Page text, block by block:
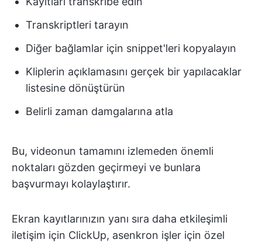
Transkriptleri tarayın
Diğer bağlamlar için snippet'leri kopyalayın
Kliplerin açıklamasını gerçek bir yapılacaklar
listesine dönüştürün
Belirli zaman damgalarına atla
Bu, videonun tamamını izlemeden önemli
noktaları gözden geçirmeyi ve bunlara
başvurmayı kolaylaştırır.
Ekran kayıtlarınızın yanı sıra daha etkileşimli
iletişim için ClickUp, asenkron işler için özel